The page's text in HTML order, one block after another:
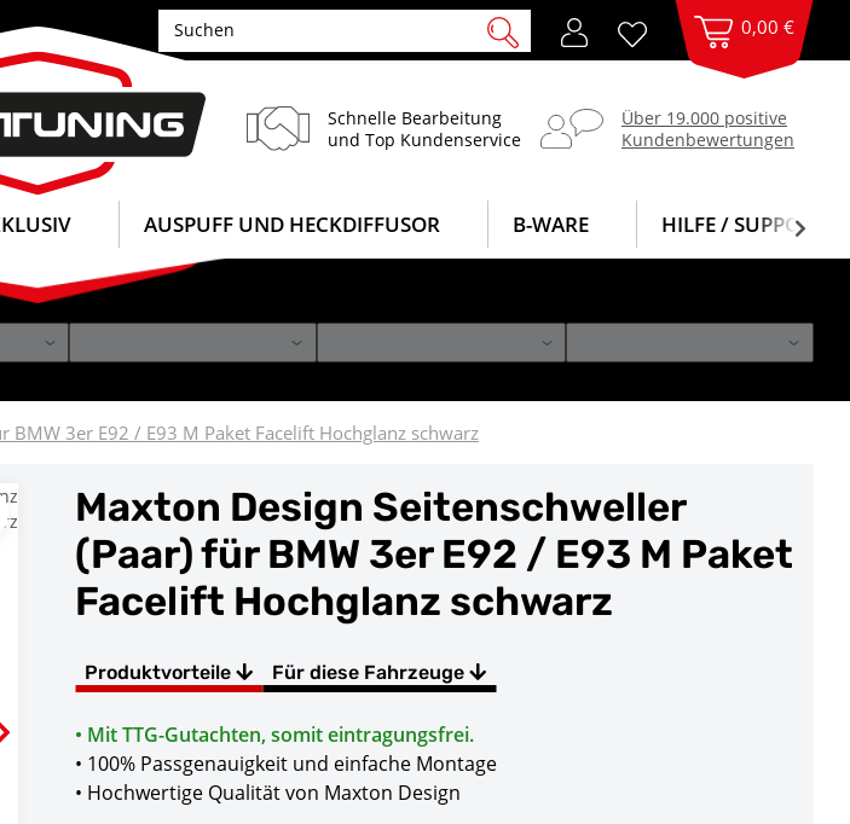
0,00 €
Schnelle Bearbeitung
und Top Kundenservice
Über 19.000 positive
Kundenbewertungen
AUSPUFF UND HECKDIFFUSOR B-WARE HILFE / SUPPORT
BMW 3er E92 / E93 M Paket Facelift Hochglanz schwarz
Maxton Design Seitenschweller
(Paar) für BMW 3er E92 / E93 M Paket
Facelift Hochglanz schwarz
Produktvorteile Für diese Fahrzeuge
• Mit TTG-Gutachten, somit eintragungsfrei.
• 100% Passgenauigkeit und einfache Montage
• Hochwertige Qualität von Maxton Design